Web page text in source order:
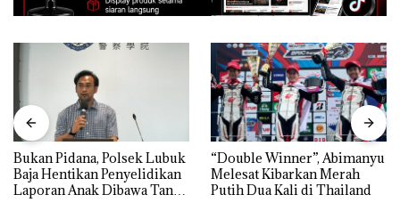
Bukan Pidana, Polsek Lubuk
Baja Hentikan Penyelidikan
Laporan Anak Dibawa Tanpa
“Double Winner”, Abimanyu
Melesat Kibarkan Merah
Putih Dua Kali di Thailand